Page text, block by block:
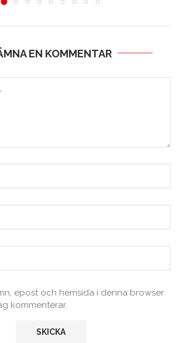
EN KOMMENTAR
epost och hemsida i denna browser
kommenterar.